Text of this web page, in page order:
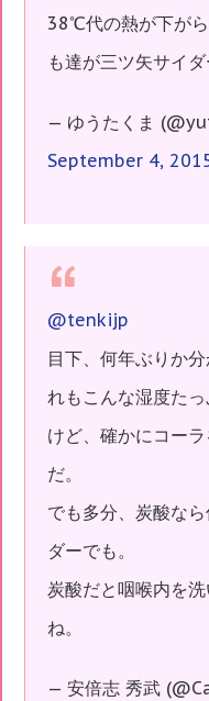
38℃代の熱が下が
も達が三ツ矢サイ
— ゆうたくま
September 4,
@tenkijp
目下、何年ぶりか
れもこんな湿度た
けど、確かにコー
だ。
でも多分、炭酸な
ダーでも。
炭酸だと咽喉内を
ね。
— 安倍志 秀武